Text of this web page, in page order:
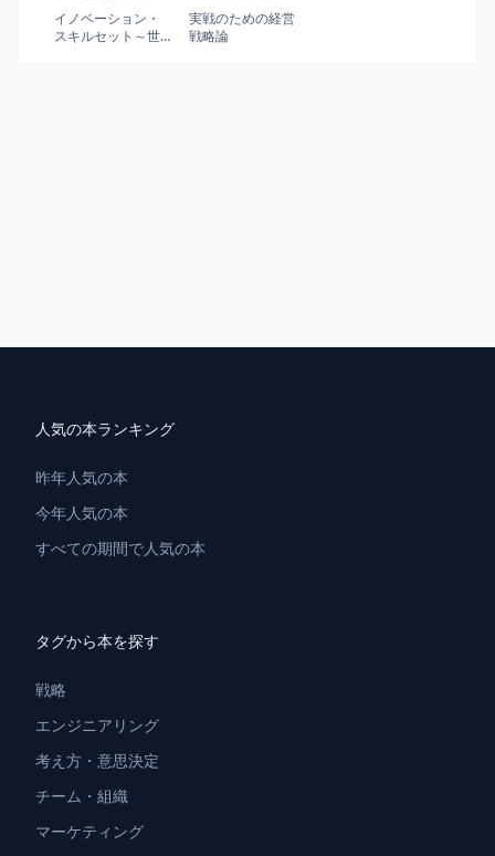
イノベーション・
スキルセット～世
実戦のための経営
戦略論
人気の本ランキング
昨年人気の本
今年人気の本
すべての期間で人気の本
タグから本を探す
戦略
エンジニアリング
考え方・意思決定
チーム・組織
マーケティング